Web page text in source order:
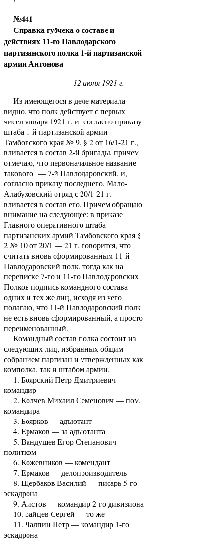
№441
Справка губчека о составе и
действиях 11-го Павлодарского
партизанского полка 1-й партизанской
армии Антонова
12 июня 1921 г.
Из имеющегося в деле материала
видно, что полк действует с первых
чисел января 1921 г. и согласно приказу
штаба 1-й партизанской армии
Тамбовского края № 9, § 2 от 16/1-21 г.,
вливается в состав 2-й бригады, причем
отмечаю, что первоначальное название
такового — 7-й Павлодаровский, и,
согласно приказу последнего, Мало-
Алабуховский отряд с 20/1-21 г.
вливается в состав его. Причем обращаю
внимание на следующее: в приказе
Главного оперативного штаба
партизанских армий Тамбовского края §
2 № 10 от 20/1 — 21 г. говорится, что
считать вновь сформированным 11-й
Павлодаровский полк, тогда как на
переписке 7-го и 11-го Павлодаровских
Полков подпись командного состава
одних и тех же лиц, исходя из чего
полагаю, что 11-й Павлодаровский полк
не есть вновь сформированный, а просто
переименованный.
Командный состав полка состоит из
следующих лиц, избранных общим
собранием партизан и утвержденных как
комполка, так и штабом армии.
1. Боярский Петр Дмитриевич —
командир
2. Колчев Михаил Семенович — пом.
командира
3. Боярков — адъютант
4. Ермаков — за адъютанта
5. Вандушев Егор Степанович —
политком
6. Кожевников — комендант
7. Ермаков — делопроизводитель
8. Щербаков Василий — писарь 5-го
эскадрона
9. Аистов — командир 2-го дивизиона
10. Зайцев Сергей — то же
11. Чалпин Петр — командир 1-го
эскадрона